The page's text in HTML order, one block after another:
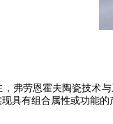
弗劳恩霍夫陶瓷技术
具有组合属性或功能